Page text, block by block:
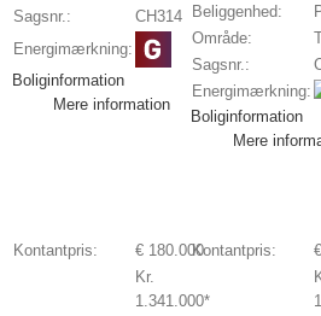
Sagsnr.:
CH314
Energimærkning:
Boliginformation
Mere information
Beliggenhed:
Område:
Sagsnr.:
Energimærkning:
Boliginformation
Mere
Kontantpris:
€ 180.000
Kr.
1.341.000*
Kontantpris: